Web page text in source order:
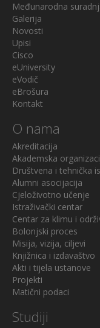
Međunarodna
Galerija
Novosti
Upisi
Cisco
eUniversity
eVodič
eBrošura
Kontakt
O nama
Akreditacija
Akademska
Društvena i tehnička
Alumni asocijacija
Cjeloživotno učenje
Istraživački centar
Centar za klimu i
Bolonjski proces
Misija, vizija, ciljevi
Knjižnica i izdavaštvo
Akti i tijela ustanove
Projekti
Matični podaci
Studiji